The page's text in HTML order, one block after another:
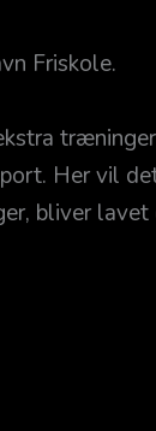
Friskole.
Her vil
bliver lavet